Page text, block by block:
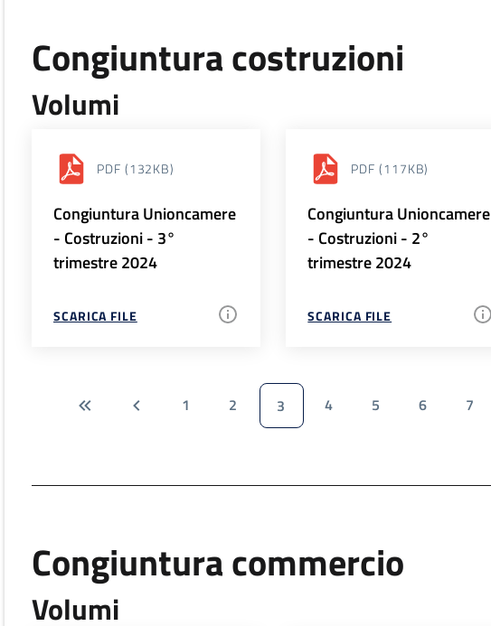
Congiuntura costruzioni
Volumi
PDF (132KB)
Congiuntura Unioncamere
- Costruzioni - 3°
trimestre 2024
SCARICA FILE
PDF (117KB)
Congiuntura Unioncamere
- Costruzioni - 2°
trimestre 2024
SCARICA FILE
1 2 3 4 5 6 7
Congiuntura commercio
Volumi